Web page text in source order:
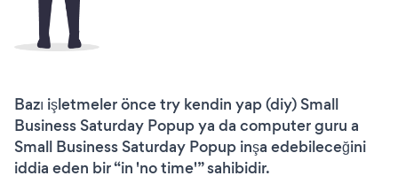
Bazı işletmeler önce try kendin yap (diy) Small
Business Saturday Popup ya da computer guru a
Small Business Saturday Popup inşa edebileceğini
iddia eden bir “in 'no time'” sahibidir.